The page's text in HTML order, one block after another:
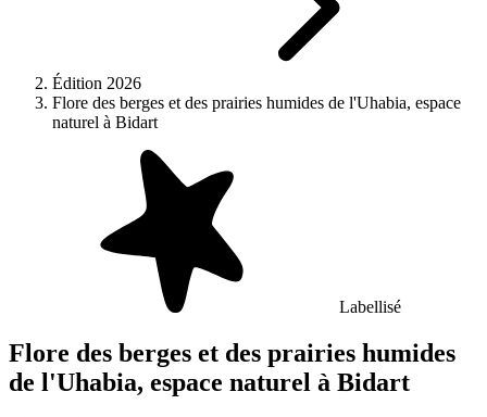
Édition 2026
Flore des berges et des prairies humides de l'Uhabia, espace
naturel à Bidart
Labellisé
Flore des berges et des prairies humides
de l'Uhabia, espace naturel à Bidart